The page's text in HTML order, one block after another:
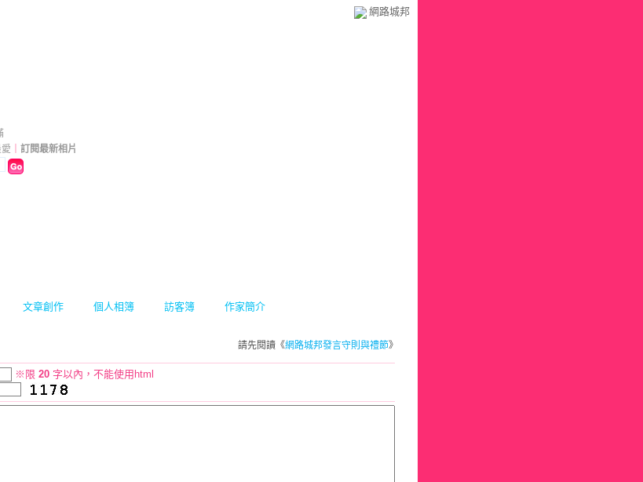
網路城邦
文章創作 個人相簿 訪客簿 作家簡介
訂閱最新相片
請先閱讀《網路城邦發言守則與禮節》
※限 20 字以內，不能使用html